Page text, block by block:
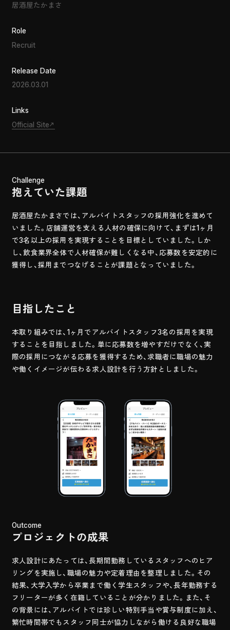
居酒屋たかまさ
Role
Recruit
Release Date
2026.03.01
Links
Official Site
Challenge
抱えていた課題
居酒屋たかまさでは、アルバイトスタッフの採用強化を進めて
いました。店舗運営を支える人材の確保に向けて、まずは1ヶ月
で3名以上の採用を実現することを目標としていました。しか
し、飲食業界全体で人材確保が難しくなる中、応募数を安定的に
獲得し、採用までつなげることが課題となっていました。
目指したこと
本取り組みでは、1ヶ月でアルバイトスタッフ3名の採用を実現
することを目指しました。単に応募数を増やすだけでなく、実
際の採用につながる応募を獲得するため、求職者に職場の魅力
や働くイメージが伝わる求人設計を行う方針としました。
Outcome
プロジェクトの成果
求人設計にあたっては、長期間勤務しているスタッフへのヒア
リングを実施し、職場の魅力や定着理由を整理しました。その
結果、大学入学から卒業まで働く学生スタッフや、長年勤務する
フリーターが多く在籍していることが分かりました。また、そ
の背景には、アルバイトでは珍しい特別手当や賞与制度に加え、
繁忙時間帯でもスタッフ同士が協力しながら働ける良好な職場